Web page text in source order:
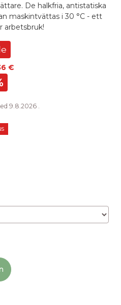
De halkfria, antistatiska
maskintvättas i 30 °C - ett
arbetsbruk!
€
9.8.2026 .